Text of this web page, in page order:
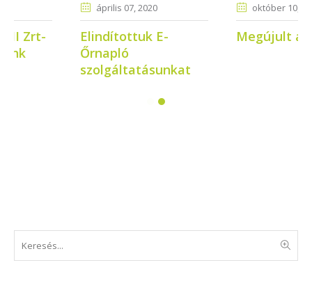
, 2020
Elindítottuk E-
Őrnapló
szolgáltatásunkat
, 2013
Megújult arculatunk